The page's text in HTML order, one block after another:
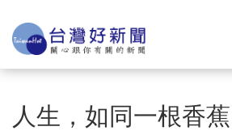
人生，如同一根香蕉